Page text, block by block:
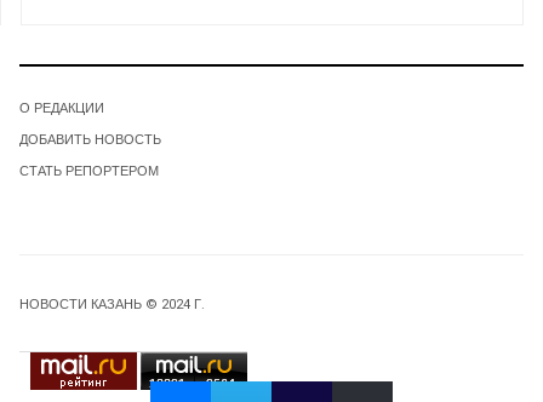
О РЕДАКЦИИ
ДОБАВИТЬ НОВОСТЬ
СТАТЬ РЕПОРТЕРОМ
НОВОСТИ КАЗАНЬ © 2024 Г.
13391 9564